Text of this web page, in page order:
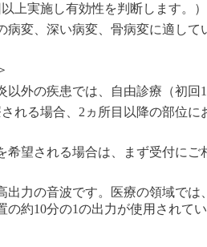
上実施し有効性を判断します。）
病変、深い病変、骨病変に適して
以外の疾患では、自由診療（初回
れる場合、2ヵ所目以降の部位に
希望される場合は、まず受付にご
出力の音波です。医療の領域で
の約10分の1の出力が使用されてい